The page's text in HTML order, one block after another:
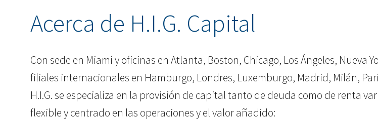
Acerca de H.I.G. Capital
Con sede en Miami y oficinas en Atlanta, Boston, Chicago, Los Ángeles, Nueva
filiales internacionales en Hamburgo, Londres, Luxemburgo, Madrid, Milán,
H.I.G. se especializa en la provisión de capital tanto de deuda como de renta
flexible y centrado en las operaciones y el valor añadido: